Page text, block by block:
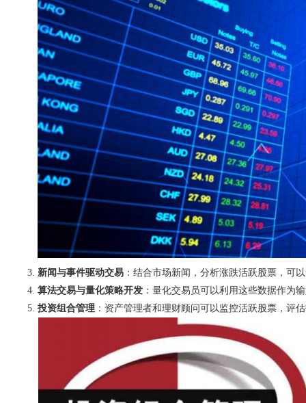
新闻与事件驱动交易 ：结合市场新闻，分析涨跌活跃股票，可
算法交易与量化策略开发 ：量化交易员可以利用这些数据作为
投资组合管理 ：资产管理者和理财顾问可以监控活跃股票，评